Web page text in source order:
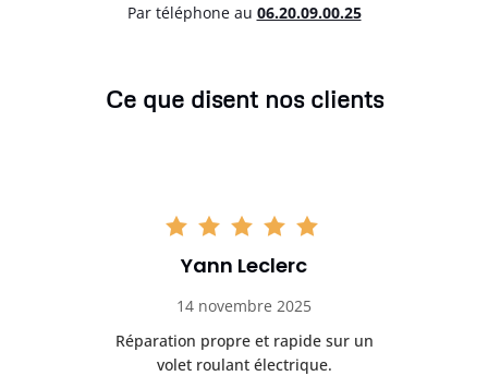
Par téléphone au 06.20.09.00.25
Ce que disent nos clients
Yann Leclerc
14 novembre 2025
Réparation propre et rapide sur un
volet roulant électrique.